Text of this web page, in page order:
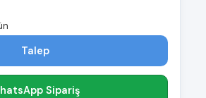
Talep
Sipariş